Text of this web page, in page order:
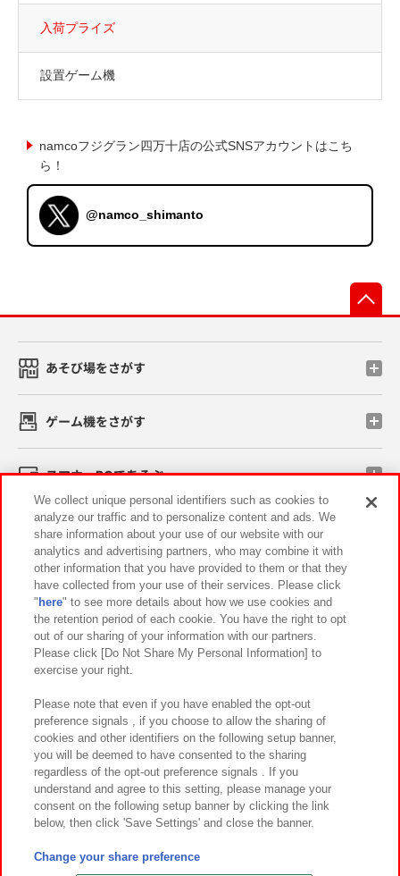
入荷プライズ
設置ゲーム機
namcoフジグラン四万十店の公式SNSアカウントはこち
ら！
@namco_shimanto
あそび場をさがす
ゲーム機をさがす
スマホ・PCであそぶ
イベント・キャンペーン
関連会社 サステナビリティ サイトポリシー
プライバシーポリシー ウェブアクセシビリティ方針と検証結果
お取引先さまとともに
カスタマーハラスメント対応方針 よくあるご質問・お問い合わせ
©Bandai Namco Amusement Inc.
©Bandai Namco Amusement Lab Inc.
We collect unique personal identifiers such as cookies to
analyze our traffic and to personalize content and ads. We
share information about your use of our website with our
analytics and advertising partners, who may combine it with
other information that you have provided to them or that they
have collected from your use of their services. Please click
" here" to see more details about how we use cookies and
the retention period of each cookie. You have the right to opt
out of our sharing of your information with our partners.
Please click [Do Not Share My Personal Information] to
exercise your right.
Please note that even if you have enabled the opt-out
preference signals , if you choose to allow the sharing of
cookies and other identifiers on the following setup banner,
you will be deemed to have consented to the sharing
regardless of the opt-out preference signals . If you
understand and agree to this setting, please manage your
consent on the following setup banner by clicking the link
below, then click 'Save Settings' and close the banner.
Change your share preference